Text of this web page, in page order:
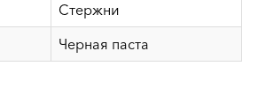
Стержни
Черная паста